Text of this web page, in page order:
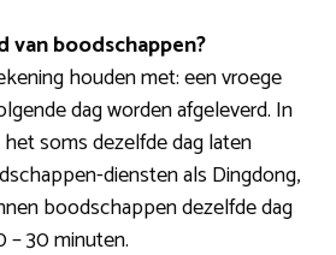
boodschappen?
houden met: een vroege
dag worden afgeleverd. In
soms dezelfde dag laten
diensten als Dingdong,
boodschappen dezelfde dag
– 30 minuten.